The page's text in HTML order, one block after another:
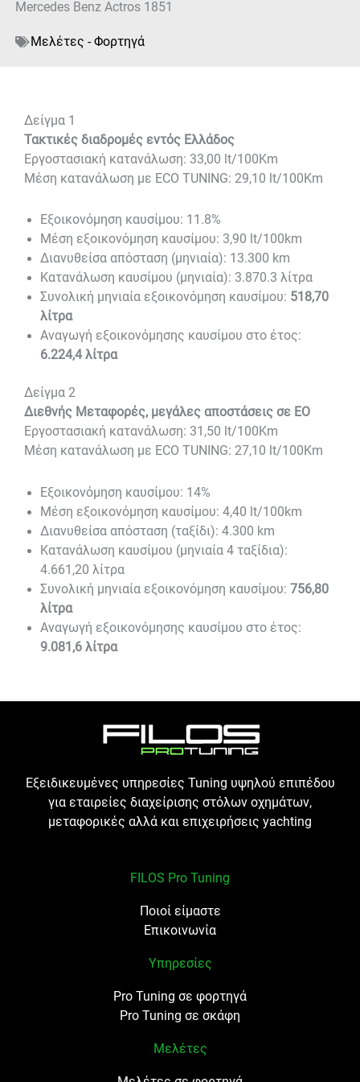
Mercedes Benz Actros 1851
Μελέτες - Φορτηγά
Δείγμα 1
Τακτικές διαδρομές εντός Ελλάδος
Εργοστασιακή κατανάλωση: 33,00 lt/100Km
Μέση κατανάλωση με ECO TUNING: 29,10 lt/100Km
Εξοικονόμηση καυσίμου: 11.8%
Μέση εξοικονόμηση καυσίμου: 3,90 lt/100km
Διανυθείσα απόσταση (μηνιαία): 13.300 km
Κατανάλωση καυσίμου (μηνιαία): 3.870.3 λίτρα
Συνολική μηνιαία εξοικονόμηση καυσίμου: 518,70
λίτρα
Αναγωγή εξοικονόμησης καυσίμου στο έτος:
6.224,4 λίτρα
Δείγμα 2
Διεθνής Μεταφορές, μεγάλες αποστάσεις σε ΕΟ
Εργοστασιακή κατανάλωση: 31,50 lt/100Km
Μέση κατανάλωση με ECO TUNING: 27,10 lt/100Km
Εξοικονόμηση καυσίμου: 14%
Μέση εξοικονόμηση καυσίμου: 4,40 lt/100km
Διανυθείσα απόσταση (ταξίδι): 4.300 km
Κατανάλωση καυσίμου (μηνιαία 4 ταξίδια):
4.661,20 λίτρα
Συνολική μηνιαία εξοικονόμηση καυσίμου: 756,80
λίτρα
Αναγωγή εξοικονόμησης καυσίμου στο έτος:
9.081,6 λίτρα
Εξειδικευμένες υπηρεσίες Tuning υψηλού επιπέδου
για εταιρείες διαχείρισης στόλων οχημάτων,
μεταφορικές αλλά και επιχειρήσεις yachting
FILOS Pro Tuning
Ποιοί είμαστε
Επικοινωνία
Υπηρεσίες
Pro Tuning σε φορτηγά
Pro Tuning σε σκάφη
Μελέτες